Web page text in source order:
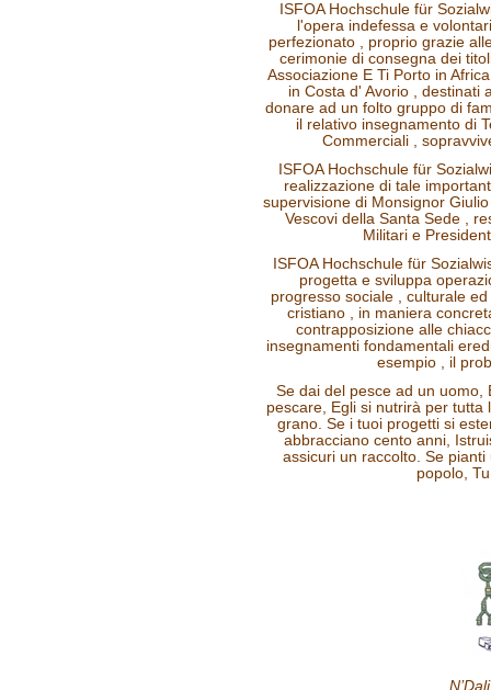
ISFOA Hochschule für
l'opera indefessa e
perfezionato , proprio grazie
cerimonie di consegna dei
Associazione E Ti Porto in
in Costa d' Avorio , destinati
donare ad un folto gruppo di
il relativo insegnamento di
Commerciali ,
ISFOA Hochschule für
realizzazione di tale
supervisione di Monsignor
Vescovi della Santa Sede ,
Militari e
ISFOA Hochschule für
progetta e sviluppa
progresso sociale , culturale
cristiano , in maniera
contrapposizione alle
insegnamenti fondamentali
esempio , il
Se dai del pesce ad un uomo,
pescare, Egli si nutrirà per
grano. Se i tuoi progetti si
abbracciano cento anni,
assicuri un raccolto. Se
popolo,